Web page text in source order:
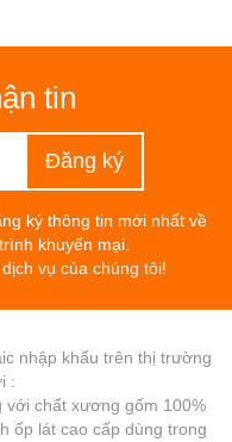
tin
ký thông tin mới nhất về
khuyến mại.
vụ của chúng tôi!
nhập khẩu trên thị trường
:
với chất xương gốm 100%
ốp lát cao cấp dùng trong